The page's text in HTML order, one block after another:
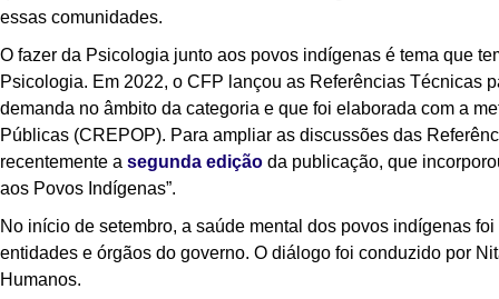
essas comunidades.
O fazer da Psicologia junto aos povos indígenas é tema que
Psicologia. Em 2022, o CFP lançou as Referências Técnicas
demanda no âmbito da categoria e que foi elaborada com a
Públicas (CREPOP). Para ampliar as discussões das
recentemente a segunda edição da publicação, que
aos Povos Indígenas”.
No início de setembro, a saúde mental dos povos indígenas
entidades e órgãos do governo. O diálogo foi conduzido por
Humanos.